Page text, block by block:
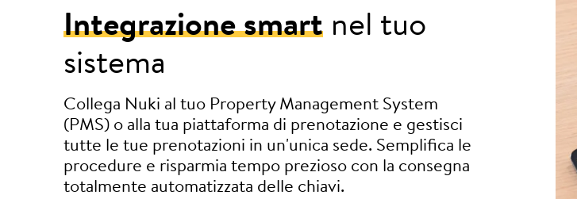
Integrazione smart nel tuo
sistema
Collega Nuki al tuo Property Management System
(PMS) o alla tua piattaforma di prenotazione e gestisci
tutte le tue prenotazioni in un'unica sede. Semplifica le
procedure e risparmia tempo prezioso con la consegna
totalmente automatizzata delle chiavi.